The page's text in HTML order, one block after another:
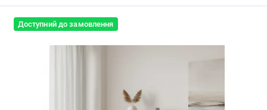
Доступний до замовлення